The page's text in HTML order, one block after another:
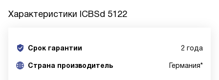
Характеристики ICBSd 5122
Срок гарантии 2 года
Cтрана производитель Германия*